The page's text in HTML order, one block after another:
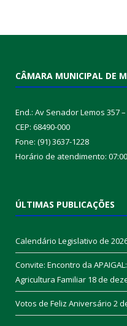
CÂMARA MUNICIPAL DE
End.: Av Senador Lemos 357
CEP: 68490-000
Fone: (91) 3637-1228
Horário de atendimento:
ÚLTIMAS PUBLICAÇÕES
Calendário Legislativo de
Convite: Encontro da
Agricultura Familiar 18 de
Votos de Feliz Aniversário 2